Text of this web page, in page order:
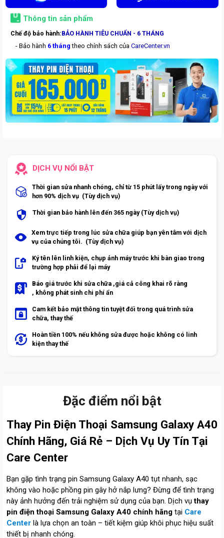
Thông tin sản phẩm
Chế độ bảo hành:BẢO HÀNH TIÊU CHUẨN - 6 THÁNG
- Bảo hành 6 tháng theo chính sách của CareCenter.vn
DỊCH VỤ NỔI BẬT
Thời gian sửa nhanh chóng, chỉ từ 15 phút lấy trong ngày với
hơn 90% dịch vụ (Tùy dịch vụ)
Thời gian bảo hành lên đến 365 ngày (Tùy dịch vụ)
Xem trực tiếp trong lúc sửa chữa giúp bạn yên tâm với dịch
vụ của chúng tôi. (Tùy dịch vụ)
Ký tên lên linh kiện, chụp ảnh máy trước khi bàn giao trong
trường hợp phải để lại máy
Báo giá trước khi sửa chữa ,giá cả công khai rõ ràng
, không phát sinh chi phí ẩn
Cam kết bảo mật thông tin tuyệt đối trong quá trình sửa
chữa, thay thế
Hoàn tiền 100% nếu không sửa được hoặc không có linh
kiện thay thế
Sản phẩm tương tự
-29 % -23%